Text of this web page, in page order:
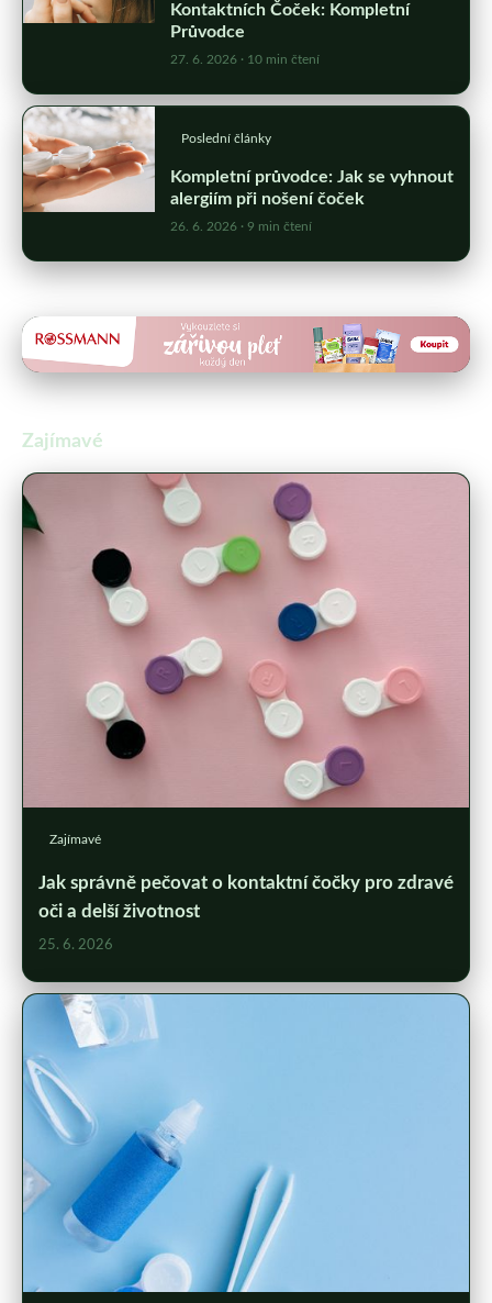
Kontaktních Čoček: Kompletní
Průvodce
27. 6. 2026 · 10 min čtení
Poslední články
Kompletní průvodce: Jak se vyhnout
alergiím při nošení čoček
26. 6. 2026 · 9 min čtení
Zajímavé
Zajímavé
Jak správně pečovat o kontaktní čočky pro zdravé
oči a delší životnost
25. 6. 2026